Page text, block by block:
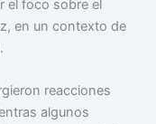
el foco sobre el
en un contexto de
reacciones
algunos